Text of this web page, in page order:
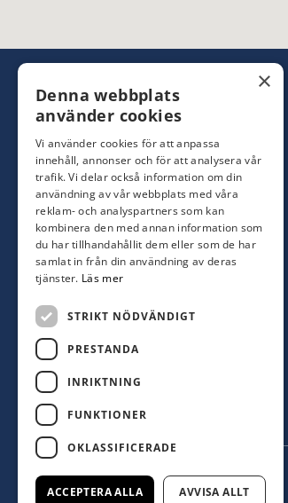
×
Denna webbplats
använder cookies
Vi använder cookies för att anpassa
innehåll, annonser och för att analysera vår
trafik. Vi delar också information om din
användning av vår webbplats med våra
reklam- och analyspartners som kan
kombinera den med annan information som
du har tillhandahållit dem eller som de har
samlat in från din användning av deras
tjänster. Läs mer
STRIKT NÖDVÄNDIGT
PRESTANDA
INRIKTNING
FUNKTIONER
OKLASSIFICERADE
ACCEPTERA ALLA AVVISA ALLT